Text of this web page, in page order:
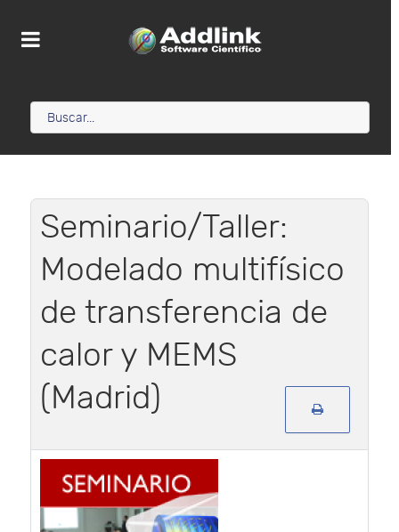
Seminario/Taller:
Modelado multifísico
de transferencia de
calor y MEMS
(Madrid)